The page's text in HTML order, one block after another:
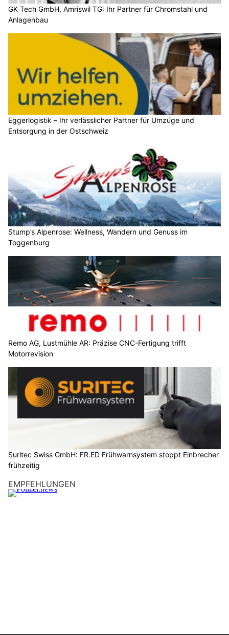
GK Tech GmbH, Amriswil TG: Ihr Partner für Chromstahl und
Anlagenbau
Eggerlogistik – Ihr verlässlicher Partner für Umzüge und
Entsorgung in der Ostschweiz
Stump’s Alpenrose: Wellness, Wandern und Genuss im
Toggenburg
Remo AG, Lustmühle AR: Präzise CNC-Fertigung trifft
Motorrevision
Suritec Swiss GmbH: FR.ED Frühwarnsystem stoppt Einbrecher
frühzeitig
EMPFEHLUNGEN